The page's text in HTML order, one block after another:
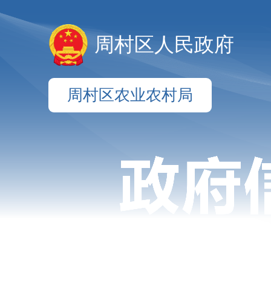
周村区人民政府
周村区农业农村局